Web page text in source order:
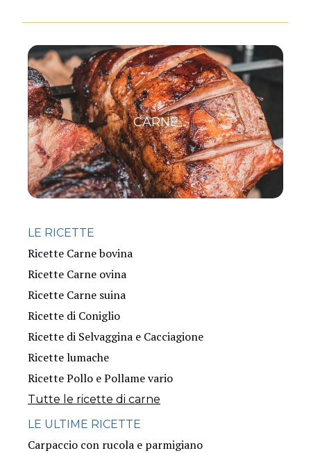
CARNE
LE RICETTE
Ricette Carne bovina
Ricette Carne ovina
Ricette Carne suina
Ricette di Coniglio
Ricette di Selvaggina e Cacciagione
Ricette lumache
Ricette Pollo e Pollame vario
Tutte le ricette di carne
LE ULTIME RICETTE
Carpaccio con rucola e parmigiano